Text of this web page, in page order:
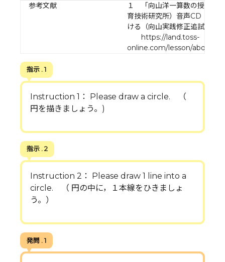
参考文献
１ 「向山洋一算数の授業 1
育技術研究所）音声CD ２
ける（向山実践修正追試）
https://land.toss-
online.com/lesson/
指示 . 1
Instruction 1： Please draw a circle. （
円を描きましょう。)
指示 . 2
Instruction 2： Please draw 1 line into a
circle. （ 円の中に，１本線をひきましょ
う。）
発問 . 1